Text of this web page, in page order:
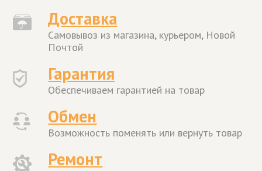
Доставка
Самовывоз из магазина, курьером, Новой
Почтой
Гарантия
Обеспечиваем гарантией на товар
Обмен
Возможность поменять или вернуть товар
Ремонт